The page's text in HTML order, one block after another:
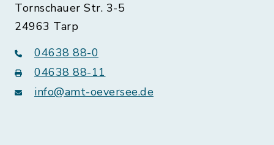
Tornschauer Str. 3-5
24963 Tarp
04638 88-0
04638 88-11
info@amt-oeversee.de